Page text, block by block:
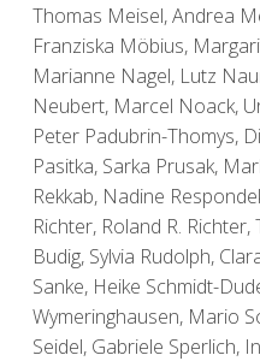
Thomas Meisel, Andrea
Franziska Möbius,
Marianne Nagel, Lutz
Neubert, Marcel Noack,
Peter Padubrin-Thomys,
Pasitka, Sarka Prusak,
Rekkab, Nadine
Richter, Roland R.
Budig, Sylvia Rudolph,
Sanke, Heike Schmidt-
Wymeringhausen, Mario
Seidel, Gabriele Sperlich,